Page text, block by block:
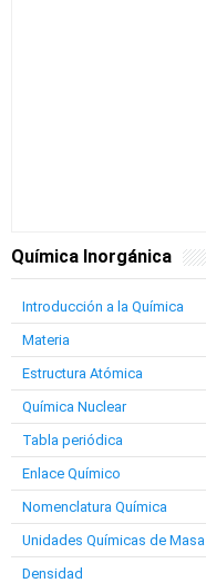
Química Inorgánica
Introducción a la Química
Materia
Estructura Atómica
Química Nuclear
Tabla periódica
Enlace Químico
Nomenclatura Química
Unidades Químicas de Masa
Densidad